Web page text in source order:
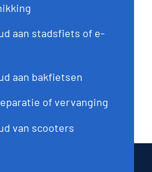
aan stadsfiets of e-
aan bakfietsen
of vervanging
van scooters